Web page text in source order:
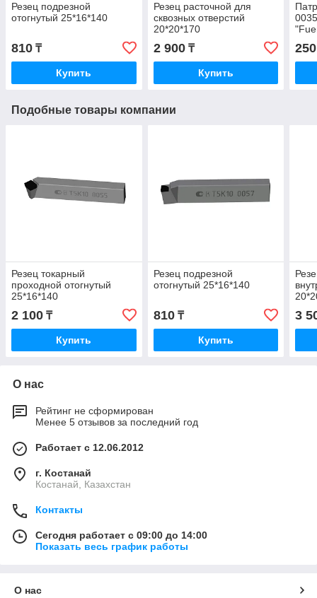
Резец подрезной
отогнутый 25*16*140
810 ₸
Купить
Резец расточной для
сквозных отверстий
20*20*170
2 900₸
Купить
Подобные товары компании
Резец токарный
проходной отогнутый
25*16*140
2 100 ₸
Купить
Резец подрезной
отогнутый 25*16*140
810₸
Купить
3
О нас
Рейтинг не сформирован
Менее 5 отзывов за последний год
Работает с 12.06.2012
г. Костанай
Костанай, Казахстан
Контакты
Сегодня работает с 09:00 до 14:00
Показать весь график работы
О нас